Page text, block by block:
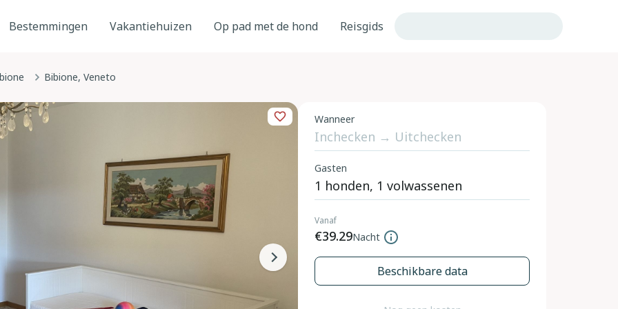
Bestemmingen Vakantiehuizen Op pad met de hond Reisgids
Bibione, Veneto
Wanneer
Gasten
Vanaf
€39.29Nacht
Beschikbare data